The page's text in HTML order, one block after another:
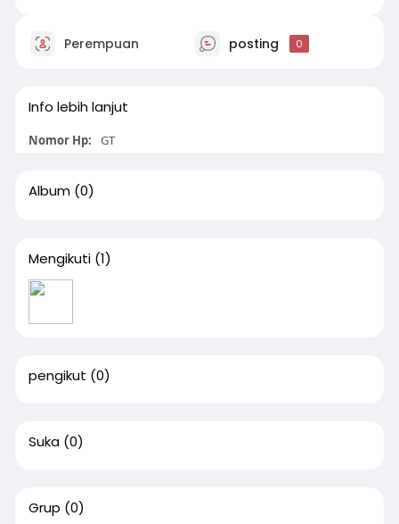
Perempuan posting 0
Info lebih lanjut
Nomor Hp: GT
Album (0)
Mengikuti (1)
pengikut (0)
Suka (0)
Grup (0)